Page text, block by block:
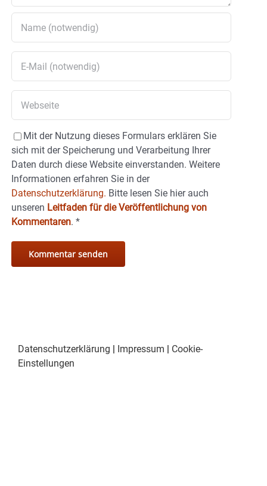
Mit der Nutzung dieses Formulars erklären Sie
sich mit der Speicherung und Verarbeitung Ihrer
Daten durch diese Website einverstanden. Weitere
Informationen erfahren Sie in der
Datenschutzerklärung. Bitte lesen Sie hier auch
unseren Leitfaden für die Veröffentlichung von
Kommentaren. *
Datenschutzerklärung Impressum
Cookie-
Einstellungen